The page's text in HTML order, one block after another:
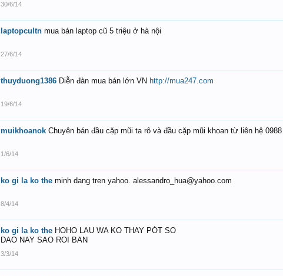
30/6/14
laptopcultn mua bán laptop cũ 5 triệu ở hà nội
27/6/14
thuyduong1386 Diễn đàn mua bán lớn VN http://mua247.com
19/6/14
muikhoanok Chuyên bán đầu cặp mũi ta rô và đầu cặp mũi khoan từ liên hệ
1/6/14
ko gi la ko the minh dang tren yahoo. alessandro_hua@yahoo.com
8/4/14
ko gi la ko the HOHO LAU WA KO THAY PÓT SO
DAO NAY SAO ROI BAN
3/3/14